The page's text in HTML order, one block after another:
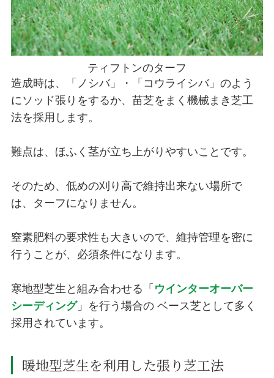
ティフトンのターフ
造成時は、「ノシバ」・「コウライシバ」のよう
にソッド張りをするか、苗芝をまく機械まき芝工
法を採用します。
難点は、ほふく茎が立ち上がりやすいことです。
そのため、低めの刈り高で維持出来ない場所で
は、ターフになりません。
窒素肥料の要求性も大きいので、維持管理を密に
行うことが、必須条件になります。
寒地型芝生と組み合わせる「 ウインターオーバー
シーディング」を行う場合の ベース芝として多く
採用されています。
暖地型芝生を利用した張り芝工法